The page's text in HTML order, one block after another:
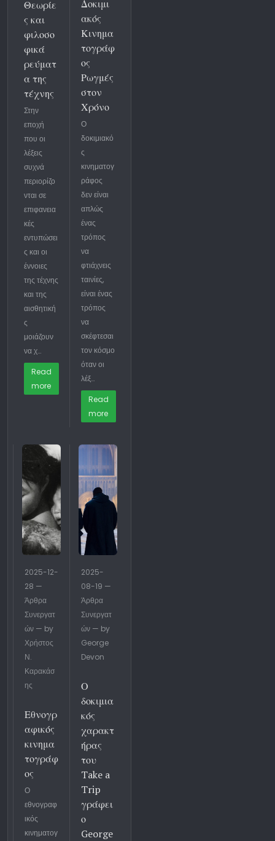
Θεωρίε
ς και
φιλοσο
φικά
ρεύματ
α της
τέχνης
Στην
εποχή
που οι
λέξεις
συχνά
περιορίζο
νται σε
επιφανεια
κές
εντυπώσει
ς και οι
έννοιες
της τέχνης
και της
αισθητική
ς
μοιάζουν
να χ…
Read
more
Δοκιμι
ακός
Κινημα
τογράφ
ος
Ρωγμές
στον
Χρόνο
Ο
δοκιμιακό
ς
κινηματογ
ράφος
δεν είναι
απλώς
ένας
τρόπος
να
φτιάχνεις
ταινίες,
είναι ένας
τρόπος
να
σκέφτεσαι
τον κόσμο
όταν οι
λέξ…
Read
more
2025-12-
28 —
Άρθρα
Συνεργατ
ών — by
Χρήστος
Ν.
Καρακάσ
ης
Εθνογρ
αφικός
κινημα
τογράφ
ος
Ο
εθνογραφ
ικός
κινηματογ
2025-
08-19 —
Άρθρα
Συνεργατ
ών — by
George
Devon
Ο
δοκιμια
κός
χαρακτ
ήρας
του
Take a
Trip
γράφει
ο
George